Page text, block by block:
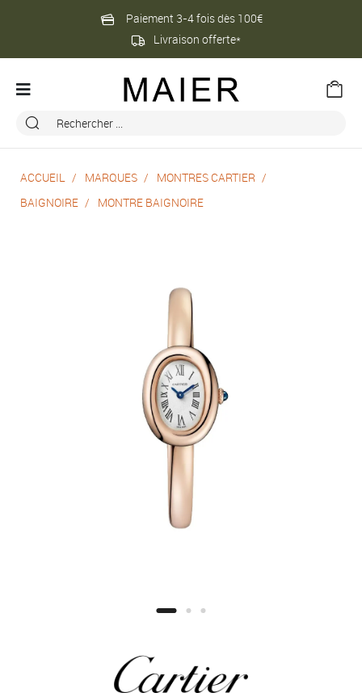
Paiement 3-4 fois dès 100€
Livraison offerte*
ACCUEIL MARQUES
MONTRES CARTIER
BAIGNOIRE
MONTRE BAIGNOIRE